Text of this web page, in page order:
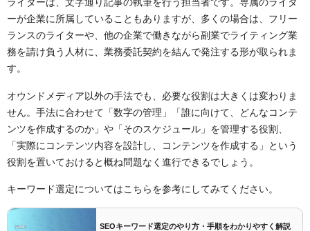
ライターは、文字通り記事の執筆を行う担当者です。専属のライタ
ーが企業に所属していることもありますが、多くの場合は、フリー
ランスのライターや、他の企業で働きながら副業でライティング業
務を請け負う人材に、業務委託契約を結んで発注する形が取られま
す。
オウンドメディア以外の手法でも、必要な役割は大きくは変わりま
せん。手法に合わせて「数字の管理」「誰に向けて、どんなコンテ
ンツを作成するのか」や「そのスケジュール」を管理する役割、
「実際にコンテンツ内容を設計し、コンテンツを作成する」という
役割を置いておけると概ね問題なく進行できるでしょう。
キーワード選定についてはこちらを参考にしてみてください。
SEOキーワード選定のやり方・手順をわかりやすく解説